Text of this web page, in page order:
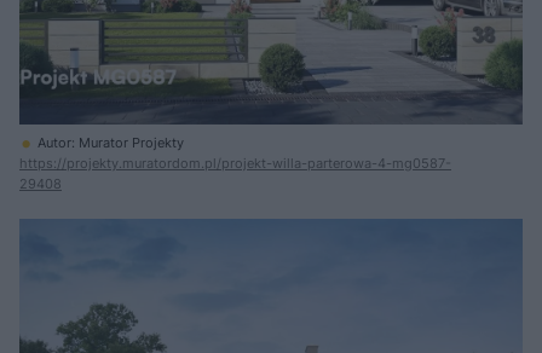
Autor: Murator Projekty
https://projekty.muratordom.pl/projekt-willa-parterowa-4-mg0587-
29408